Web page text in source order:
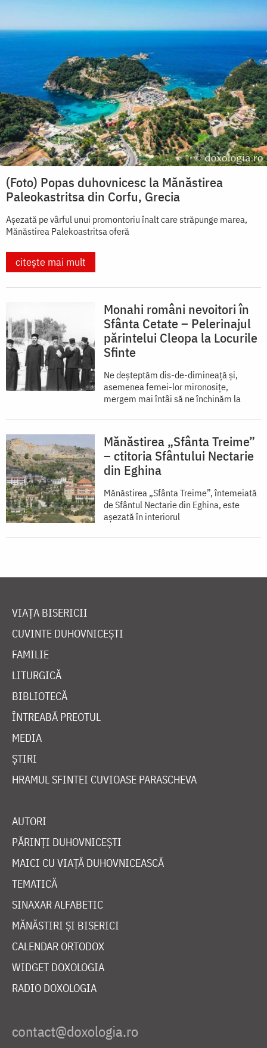
(Foto) Popas duhovnicesc la Mănăstirea
Paleokastritsa din Corfu, Grecia
Așezată pe vârful unui promontoriu înalt care străpunge marea,
Mănăstirea Palekoastritsa oferă
citește mai mult
Monahi români nevoitori în
Sfânta Cetate – Pelerinajul
părintelui Cleopa la Locurile
Sfinte
Ne deșteptăm dis-de-dimineață și,
asemenea femei-lor mironosițe,
mergem mai întâi să ne închinăm la
Mănăstirea „Sfânta Treime”
– ctitoria Sfântului Nectarie
din Eghina
Mănăstirea „Sfânta Treime”, întemeiată
de Sfântul Nectarie din Eghina, este
aşezată în interiorul
VIAȚA BISERICII
CUVINTE DUHOVNICEȘTI
FAMILIE
LITURGICĂ
BIBLIOTECĂ
ÎNTREABĂ PREOTUL
MEDIA
ȘTIRI
HRAMUL SFINTEI CUVIOASE PARASCHEVA
AUTORI
PĂRINȚI DUHOVNICEȘTI
MAICI CU VIAȚĂ DUHOVNICEASCĂ
TEMATICĂ
SINAXAR ALFABETIC
MĂNĂSTIRI ȘI BISERICI
CALENDAR ORTODOX
WIDGET DOXOLOGIA
RADIO DOXOLOGIA